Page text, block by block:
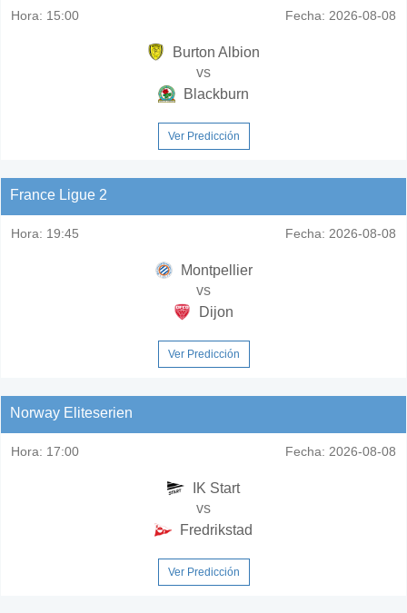
Hora: 15:00 Fecha: 2026-08-08
Burton Albion
vs
Blackburn
Ver Predicción
France Ligue 2
Hora: 19:45 Fecha: 2026-08-08
Montpellier
vs
Dijon
Ver Predicción
Norway Eliteserien
Hora: 17:00 Fecha: 2026-08-08
IK Start
vs
Fredrikstad
Ver Predicción